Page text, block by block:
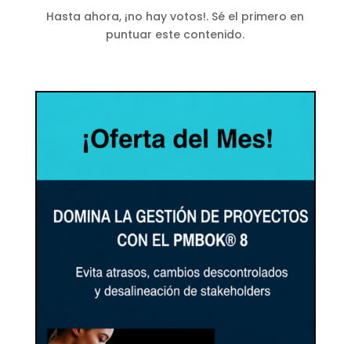
Hasta ahora, ¡no hay votos!. Sé el primero en
puntuar este contenido.